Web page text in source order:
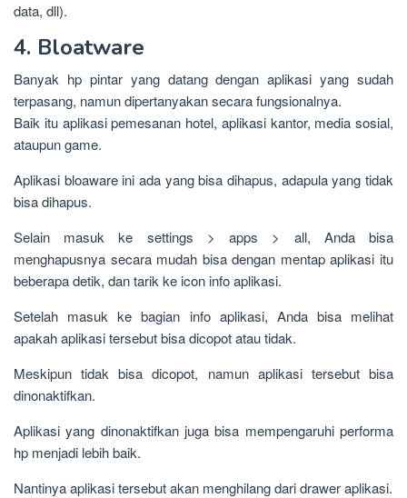
data, dll).
4. Bloatware
Banyak hp pintar yang datang dengan aplikasi yang sudah
terpasang, namun dipertanyakan secara fungsionalnya.
Baik itu aplikasi pemesanan hotel, aplikasi kantor, media sosial,
ataupun game.
Aplikasi bloaware ini ada yang bisa dihapus, adapula yang tidak
bisa dihapus.
Selain masuk ke settings > apps > all, Anda bisa
menghapusnya secara mudah bisa dengan mentap aplikasi itu
beberapa detik, dan tarik ke icon info aplikasi.
Setelah masuk ke bagian info aplikasi, Anda bisa melihat
apakah aplikasi tersebut bisa dicopot atau tidak.
Meskipun tidak bisa dicopot, namun aplikasi tersebut bisa
dinonaktifkan.
Aplikasi yang dinonaktifkan juga bisa mempengaruhi performa
hp menjadi lebih baik.
Nantinya aplikasi tersebut akan menghilang dari drawer aplikasi.